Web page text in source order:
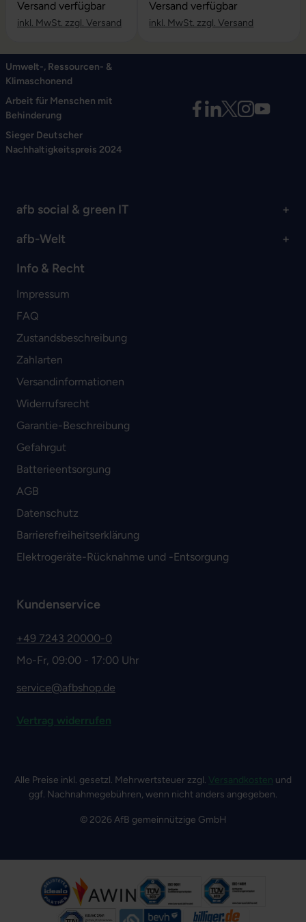
Versand verfügbar
inkl. MwSt. zzgl. Versand
Versand verfügbar
inkl. MwSt. zzgl. Versand
Umwelt-, Ressourcen- &
Klimaschonend
Arbeit für Menschen mit
Behinderung
Sieger Deutscher
Nachhaltigkeitspreis 2024
afb social & green IT
afb-Welt
Info & Recht
Impressum
FAQ
Zustandsbeschreibung
Zahlarten
Versandinformationen
Widerrufsrecht
Garantie-Beschreibung
Gefahrgut
Batterieentsorgung
AGB
Datenschutz
Barrierefreiheitserklärung
Elektrogeräte-Rücknahme und -Entsorgung
Kundenservice
+49 7243 20000-0
Mo-Fr, 09:00 - 17:00 Uhr
service@afbshop.de
Vertrag widerrufen
Alle Preise inkl. gesetzl. Mehrwertsteuer zzgl. Versandkosten und
ggf. Nachnahmegebühren, wenn nicht anders angegeben.
© 2026 AfB gemeinnützige GmbH